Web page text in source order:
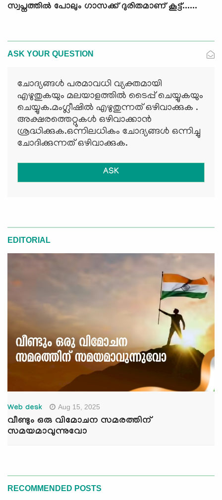
സ്വപ്നത്തില്‍ പോലും ഗാസക്ക് ദുരിതമാണ് കൂട്ട്......
ASK YOUR QUESTION
ചോദ്യങ്ങള്‍ പരമാവധി വ്യക്തമായി
എഴുതുകയും മലയാളത്തില്‍ ടൈപ്പ് ചെയ്യുകയും
ചെയ്യുക.മംഗ്ലീഷില്‍ എഴുതുന്നത് ഒഴിവാക്കുക .
അക്ഷരത്തെറ്റുകള്‍ ഒഴിവാക്കാന്‍
ശ്രദ്ധിക്കുക.ഒന്നിലധികം ചോദ്യങ്ങള്‍ ഒന്നിച്ചു
ചോദിക്കുന്നത് ഒഴിവാക്കുക.
ASK
EDITORIAL
Web desk Aug 15, 2025
വീണ്ടും ഒരു വിമോചന സമരത്തിന്
സമയമാവുന്നുവോ
RECOMMENDED POSTS